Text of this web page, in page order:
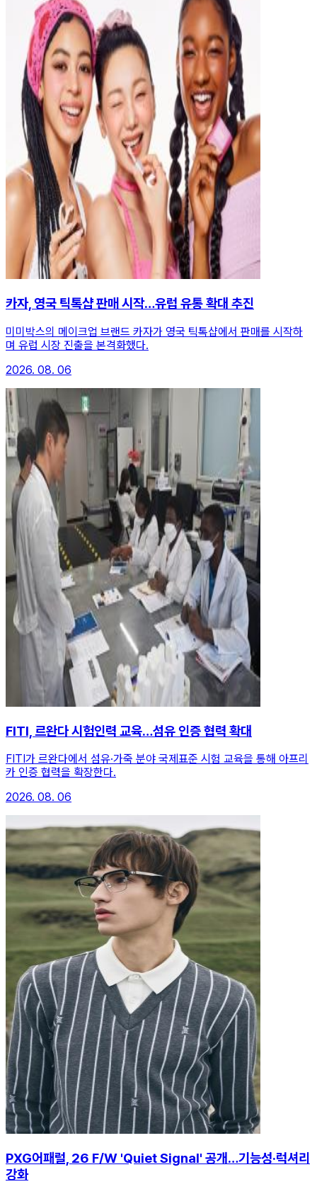
카자, 영국 틱톡샵 판매 시작…유럽 유통 확대 추진
미미박스의 메이크업 브랜드 카자가 영국 틱톡샵에서 판매를 시작하
며 유럽 시장 진출을 본격화했다.
2026. 08. 06
FITI, 르완다 시험인력 교육…섬유 인증 협력 확대
FITI가 르완다에서 섬유·가죽 분야 국제표준 시험 교육을 통해 아프리
카 인증 협력을 확장한다.
2026. 08. 06
PXG어패럴, 26 F/W 'Quiet Signal' 공개…기능성·럭셔리
강화